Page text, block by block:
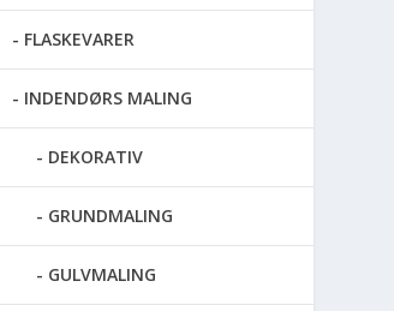
FLASKEVARER
INDENDØRS MALING
DEKORATIV
GRUNDMALING
GULVMALING